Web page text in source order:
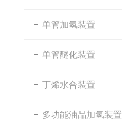
单管加氢装置
单管醚化装置
丁烯水合装置
多功能油品加氢装置